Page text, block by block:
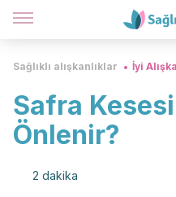
Sağlıklı alışkanlıklar İyi
Safra Kesesi
Önlenir?
2 dakika